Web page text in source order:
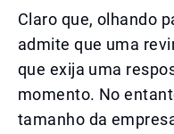
Claro que, olhando
admite que uma
que exija uma
momento. No
tamanho da